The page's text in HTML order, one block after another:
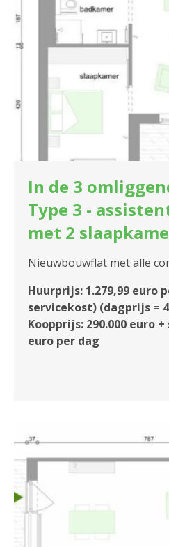
In de 3
Type 3 -
met 2
Nieuwbouwflat met alle
Huurprijs: 1.279,99 euro
servicekost) (dagprijs =
Koopprijs: 290.000 euro
euro per dag